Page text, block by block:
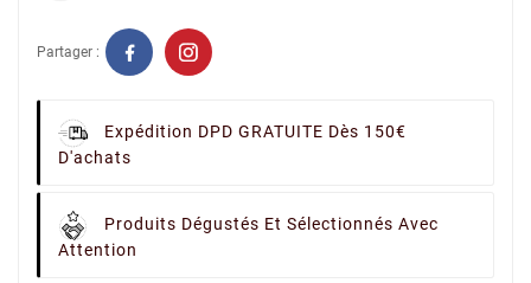
Partager :
Expédition DPD GRATUITE Dès 150€
D'achats
Produits Dégustés Et Sélectionnés Avec
Attention